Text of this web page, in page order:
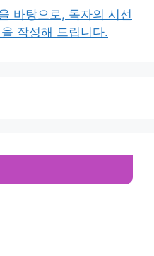
바탕으로, 독자의 시선
작성해 드립니다.